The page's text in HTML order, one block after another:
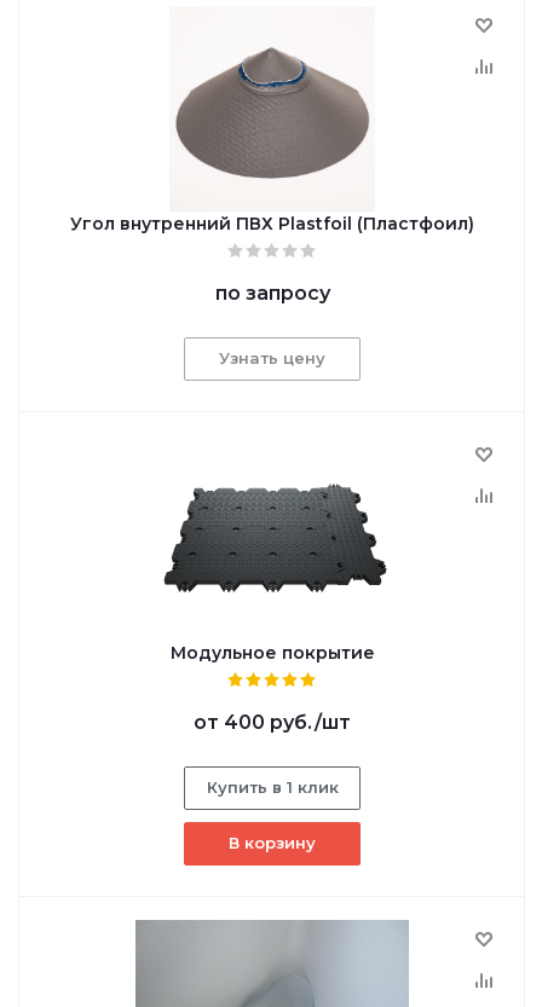
Угол внутренний ПВХ Plastfoil (Пластфоил)
по запросу
Узнать цену
Модульное покрытие
от 400 руб./шт
Купить в 1 клик
В корзину